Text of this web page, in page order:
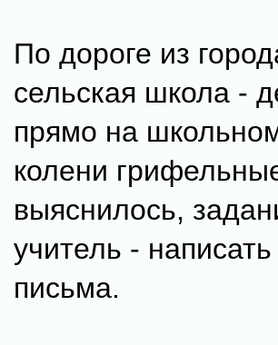
По дороге из
сельская школа -
прямо на
колени
выяснилось,
учитель -
письма.